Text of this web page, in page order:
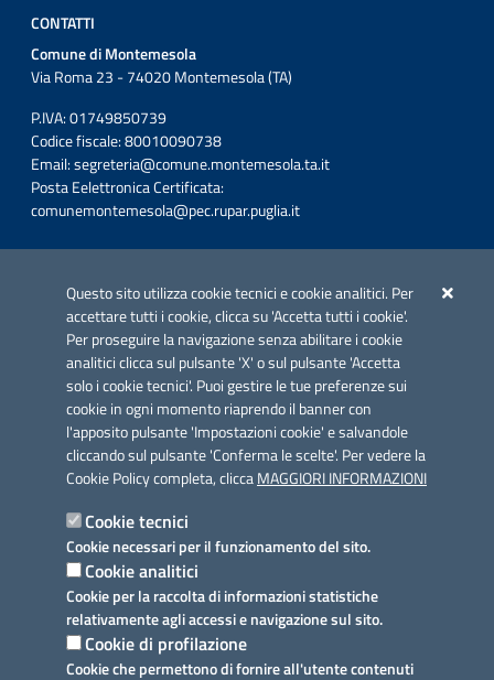
Questo sito utilizza cookie tecnici e cookie analitici. Per
accettare tutti i cookie, clicca su 'Accetta tutti i cookie'.
Per proseguire la navigazione senza abilitare i cookie
analitici clicca sul pulsante 'X' o sul pulsante 'Accetta
solo i cookie tecnici'. Puoi gestire le tue preferenze sui
cookie in ogni momento riaprendo il banner con
l'apposito pulsante 'Impostazioni cookie' e salvandole
cliccando sul pulsante 'Conferma le scelte'. Per vedere la
Cookie Policy completa, cliccaMAGGIORI INFORMAZIONI
Cookie tecnici
Cookie necessari per il funzionamento del sito.
Cookie analitici
Cookie per la raccolta di informazioni statistiche
relativamente agli accessi e navigazione sul sito.
Cookie di profilazione
Cookie che permettono di fornire all'utente contenuti
CONTATTI
Comune di Montemesola
Via Roma 23 - 74020 Montemesola (TA)
P.IVA: 01749850739
Codice fiscale: 80010090738
Email:segreteria@comune.montemesola.ta.it
Posta Eelettronica Certificata:
comunemontemesola@pec.rupar.puglia.it
Azione 2.3.
Link utili
Informativa privacy
Dichiarazione di accessibilità
Note legali
Domande frequenti